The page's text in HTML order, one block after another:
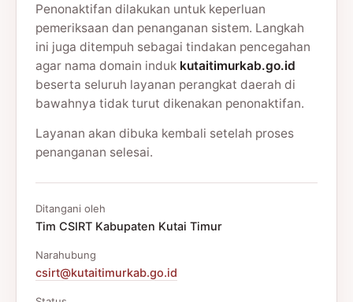
Penonaktifan dilakukan untuk keperluan
pemeriksaan dan penanganan sistem. Langkah
ini juga ditempuh sebagai tindakan pencegahan
agar nama domain induk kutaitimurkab.go.id
beserta seluruh layanan perangkat daerah di
bawahnya tidak turut dikenakan penonaktifan.
Layanan akan dibuka kembali setelah proses
penanganan selesai.
Ditangani oleh
Tim CSIRT Kabupaten Kutai Timur
Narahubung
csirt@kutaitimurkab.go.id